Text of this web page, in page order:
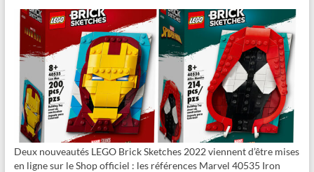
Deux nouveautés LEGO Brick Sketches 2022 viennent d’être mises
en ligne sur le Shop officiel : les références Marvel 40535 Iron